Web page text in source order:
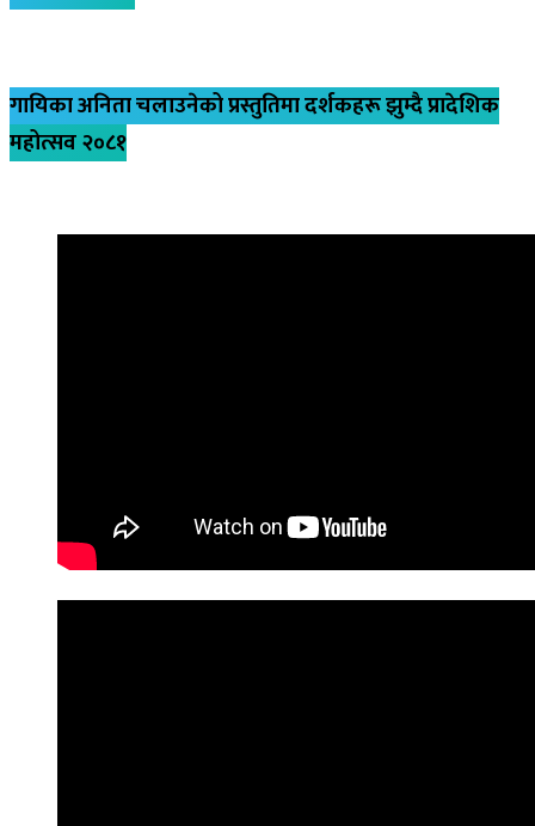
गायिका अनिता चलाउनेको प्रस्तुतिमा दर्शकहरू झुम्दै प्रादेशिक
महोत्सव २०८१